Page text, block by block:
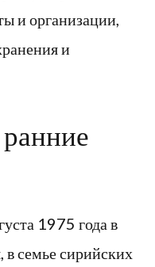
и организации,
и
1975 года в
семье сирийских